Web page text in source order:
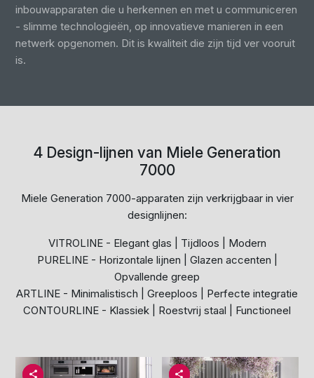
inbouwapparaten die u herkennen en met u communiceren
- slimme technologieën, op innovatieve manieren in een
netwerk opgenomen. Dit is kwaliteit die zijn tijd ver vooruit
is.
4 Design-lijnen van Miele Generation
7000
Miele Generation 7000-apparaten zijn verkrijgbaar in vier
designlijnen:
VITROLINE - Elegant glas | Tijdloos | Modern
PURELINE - Horizontale lijnen | Glazen accenten |
Opvallende greep
ARTLINE - Minimalistisch | Greeploos | Perfecte integratie
CONTOURLINE - Klassiek | Roestvrij staal | Functioneel